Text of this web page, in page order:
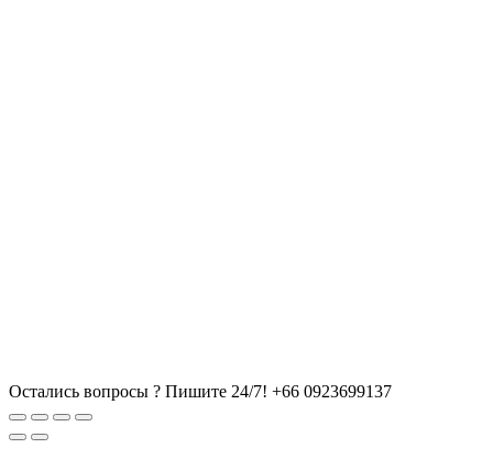
Остались вопросы ? Пишите 24/7! +66 0923699137